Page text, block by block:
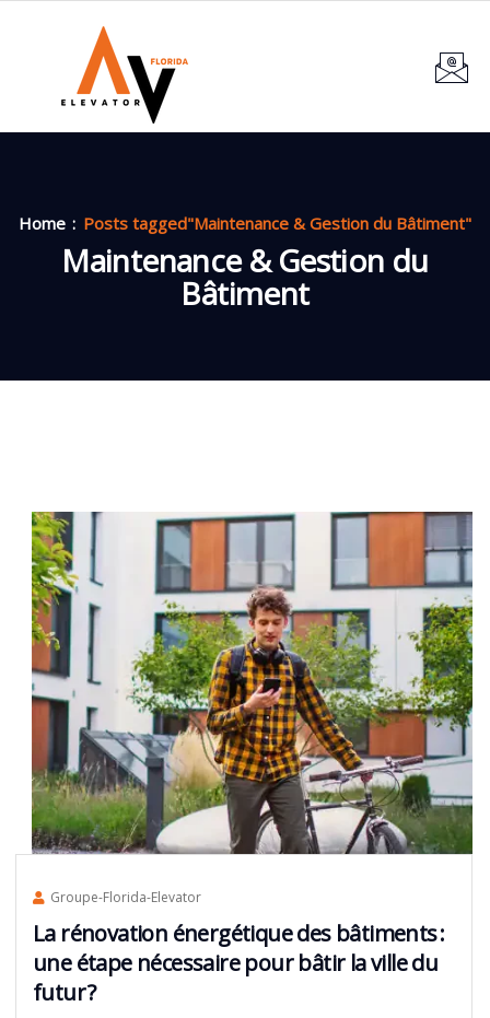
Home Posts tagged"Maintenance & Gestion du Bâtiment"
Maintenance & Gestion du
Bâtiment
Groupe-Florida-Elevator
La rénovation énergétique des bâtiments :
une étape nécessaire pour bâtir la ville du
futur ?